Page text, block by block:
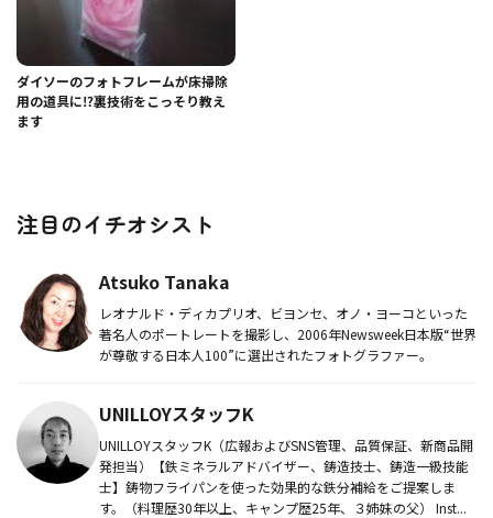
ダイソーのフォトフレームが床掃除
用の道具に⁉裏技術をこっそり教え
ます
注目のイチオシスト
Atsuko Tanaka
レオナルド・ディカプリオ、ビヨンセ、オノ・ヨーコといった
著名人のポートレートを撮影し、2006年Newsweek日本版“世界
が尊敬する日本人100”に選出されたフォトグラファー。
UNILLOYスタッフK
UNILLOYスタッフK（広報およびSNS管理、品質保証、新商品開
発担当）【鉄ミネラルアドバイザー、鋳造技士、鋳造一級技能
士】鋳物フライパンを使った効果的な鉄分補給をご提案しま
す。（料理歴30年以上、キャンプ歴25年、３姉妹の父） Inst...